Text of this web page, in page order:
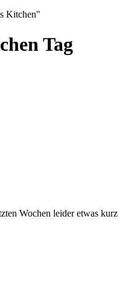
Kitchen"
Tag
Wochen leider etwas kurz